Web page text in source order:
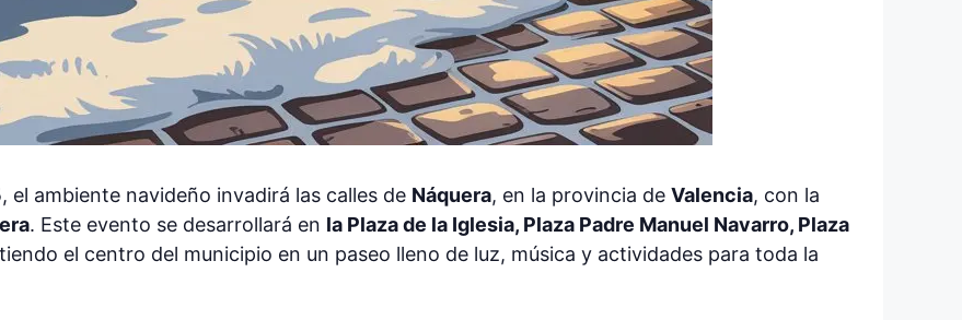
, el ambiente navideño invadirá las calles de Náquera, en la provincia de Valencia, con la
. Este evento se desarrollará en la Plaza de la Iglesia, Plaza Padre Manuel Navarro, Plaza
el centro del municipio en un paseo lleno de luz, música y actividades para toda la